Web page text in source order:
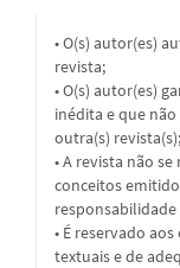
• O(s) autor(es)
revista;
• O(s) autor(es)
inédita e que
outra(s) revista(s);
• A revista não
conceitos
responsabilidade
• É reservado
textuais e de